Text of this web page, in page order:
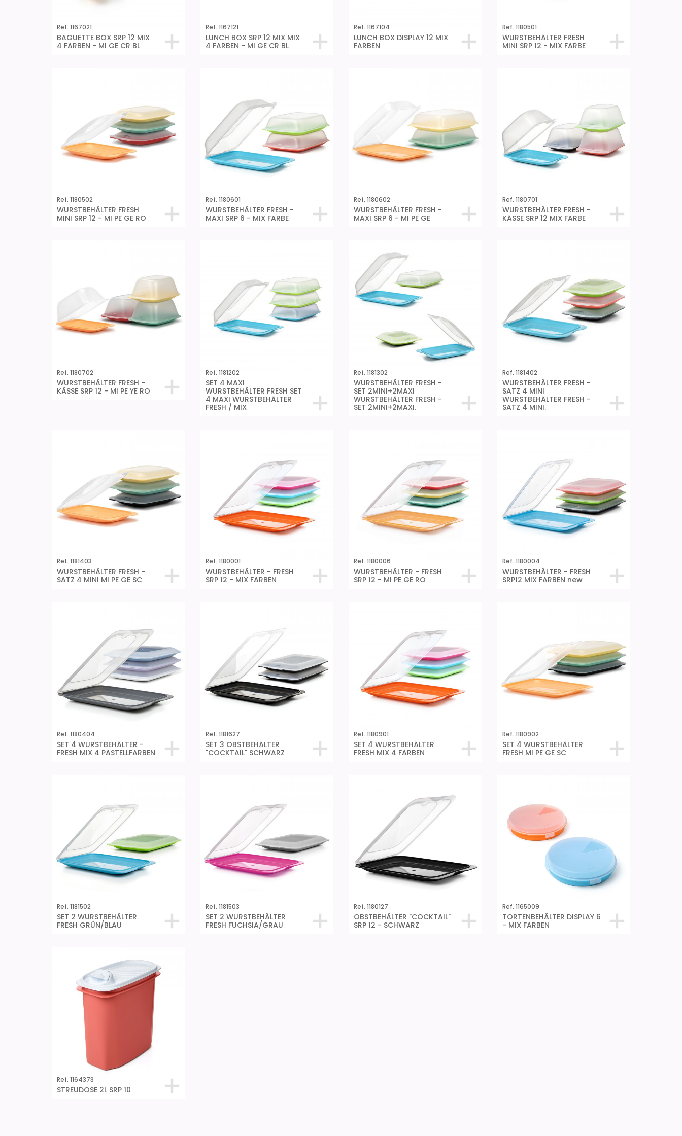
Ref. 1167021
BAGUETTE BOX SRP 12 MIX
4 FARBEN - MI GE CR BL
Ref. 1167121
LUNCH BOX SRP 12 MIX MIX
4 FARBEN - MI GE CR BL
Ref. 1167104
LUNCH BOX DISPLAY 12 MIX
FARBEN
Ref. 1180501
WURSTBEHÄLTER FRESH
MINI SRP 12 - MIX FARBE
Ref. 1180502
WURSTBEHÄLTER FRESH
MINI SRP 12 - MI PE GE RO
Ref. 1180601
WURSTBEHÄLTER FRESH -
MAXI SRP 6 - MIX FARBE
Ref. 1180602
WURSTBEHÄLTER FRESH -
MAXI SRP 6 - MI PE GE
Ref. 1180701
WURSTBEHÄLTER FRESH -
KÄSSE SRP 12 MIX FARBE
Ref. 1180702
WURSTBEHÄLTER FRESH -
KÄSSE SRP 12 - MI PE YE RO
Ref. 1181202
SET 4 MAXI
WURSTBEHÄLTER FRESH SET
4 MAXI WURSTBEHÄLTER
FRESH / MIX
Ref. 1181302
WURSTBEHÄLTER FRESH -
SET 2MINI+2MAXI
WURSTBEHÄLTER FRESH -
SET 2MINI+2MAXI.
Ref. 1181402
WURSTBEHÄLTER FRESH -
SATZ 4 MINI
WURSTBEHÄLTER FRESH -
SATZ 4 MINI.
Ref. 1181403
WURSTBEHÄLTER FRESH -
SATZ 4 MINI MI PE GE SC
Ref. 1180001
WURSTBEHÄLTER - FRESH
SRP 12 - MIX FARBEN
Ref. 1180006
WURSTBEHÄLTER - FRESH
SRP 12 - MI PE GE RO
Ref. 1180004
WURSTBEHÄLTER - FRESH
SRP12 MIX FARBEN new
Ref. 1180404
SET 4 WURSTBEHÄLTER -
FRESH MIX 4 PASTELLFARBEN
Ref. 1181627
SET 3 OBSTBEHÄLTER
"COCKTAIL" SCHWARZ
Ref. 1180901
SET 4 WURSTBEHÄLTER
FRESH MIX 4 FARBEN
Ref. 1180902
SET 4 WURSTBEHÄLTER
FRESH MI PE GE SC
Ref. 1181502
SET 2 WURSTBEHÄLTER
FRESH GRÜN/BLAU
Ref. 1181503
SET 2 WURSTBEHÄLTER
FRESH FUCHSIA/GRAU
Ref. 1180127
OBSTBEHÄLTER "COCKTAIL"
SRP 12 - SCHWARZ
Ref. 1165009
TORTENBEHÄLTER DISPLAY 6
- MIX FARBEN
Ref. 1164373
STREUDOSE 2L SRP 10